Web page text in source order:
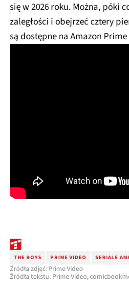
się w 2026 roku. Można, póki
zaległości i obejrzeć cztery
są dostępne na Amazon
THE BOYS PRIME VIDEO SERIALE
Źródła zdjęć: Prime Video
Źródła tekstu: Prime Video,